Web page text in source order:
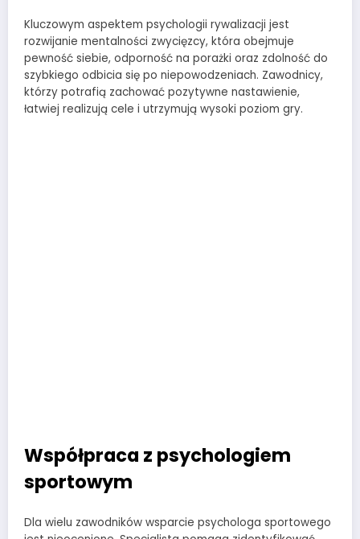
Kluczowym aspektem psychologii rywalizacji jest
rozwijanie mentalności zwycięzcy, która obejmuje
pewność siebie, odporność na porażki oraz zdolność do
szybkiego odbicia się po niepowodzeniach. Zawodnicy,
którzy potrafią zachować pozytywne nastawienie,
łatwiej realizują cele i utrzymują wysoki poziom gry.
Współpraca z psychologiem
sportowym
Dla wielu zawodników wsparcie psychologa sportowego